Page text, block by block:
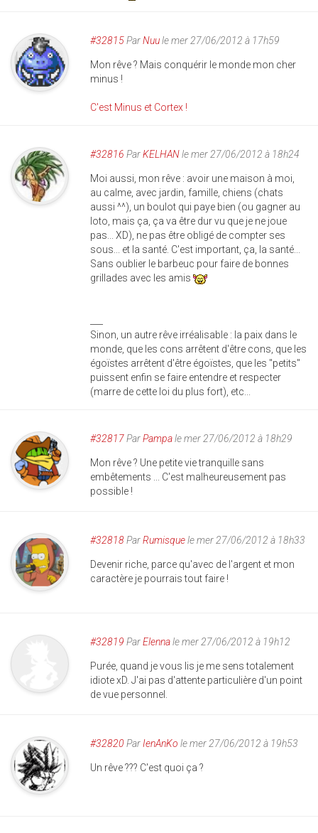
#32815ParNuule mer 27/06/2012 à 17h59
Mon rêve ? Mais conquérir le monde mon cher
minus !
C'est Minus et Cortex !
#32816 ParKELHANle mer 27/06/2012 à 18h24
Moi aussi, mon rêve : avoir une maison à moi,
au calme, avec jardin, famille, chiens (chats
aussi ^^), un boulot qui paye bien (ou gagner au
loto, mais ça, ça va être dur vu que je ne joue
pas... XD), ne pas être obligé de compter ses
sous... et la santé. C'est important, ça, la santé...
Sans oublier le barbeuc pour faire de bonnes
grillades avec les amis
Sinon, un autre rêve irréalisable : la paix dans le
monde, que les cons arrêtent d'être cons, que les
égoïstes arrêtent d'être égoïstes, que les "petits"
puissent enfin se faire entendre et respecter
(marre de cette loi du plus fort), etc...
#32817ParPampale mer 27/06/2012 à 18h29
Mon rêve ? Une petite vie tranquille sans
embêtements ... C'est malheureusement pas
possible !
#32818ParRumisquele mer 27/06/2012 à 18h33
Devenir riche, parce qu'avec de l'argent et mon
caractère je pourrais tout faire !
#32819 ParElennale mer 27/06/2012 à 19h12
Purée, quand je vous lis je me sens totalement
idiote xD. J'ai pas d'attente particulière d'un point
de vue personnel.
#32820 ParIenAnKo le mer 27/06/2012 à 19h53
Un rêve ??? C'est quoi ça ?